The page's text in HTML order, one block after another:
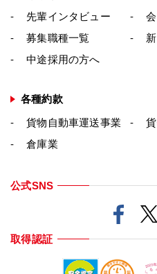
先輩インタビュー
募集職種一覧
中途採用の方へ
各種約款
貨物自動車運送事業
倉庫業
公式SNS
取得認証